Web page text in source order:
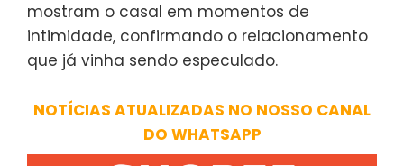
mostram o casal em momentos de
intimidade, confirmando o relacionamento
que já vinha sendo especulado.
NOTÍCIAS ATUALIZADAS NO NOSSO CANAL
DO WHATSAPP